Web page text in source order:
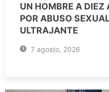
UN HOMBRE A DIEZ
POR ABUSO
ULTRAJANTE
7 agosto, 2026